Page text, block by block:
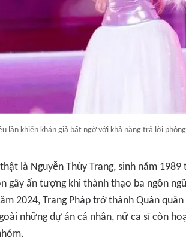
lần khiến khán giả bất ngờ với khả năng trả lời
là Nguyễn Thùy Trang, sinh năm 1989
gây ấn tượng khi thành thạo ba ngôn
2024, Trang Pháp trở thành Quán quân
những dự án cá nhân, nữ ca sĩ còn